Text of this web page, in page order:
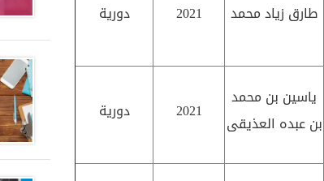
طارق زياد محمد 2021 دورية
ياسين بن محمد
بن عبده العذيقى
2021 دورية